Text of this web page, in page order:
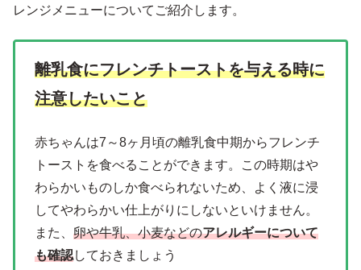
レンジメニューについてご紹介します。
離乳食にフレンチトーストを与える時に
注意したいこと
赤ちゃんは7～8ヶ月頃の離乳食中期からフレンチ
トーストを食べることができます。この時期はや
わらかいものしか食べられないため、よく液に浸
してやわらかい仕上がりにしないといけません。
また、 卵や牛乳、小麦などのアレルギーについて
も確認しておきましょう